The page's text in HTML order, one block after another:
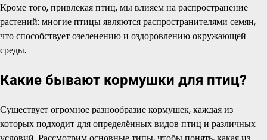
Кроме того, привлекая птиц, мы влияем на распространение
растений: многие птицы являются распространителями семян,
что способствует озеленению и оздоровлению окружающей
среды.
Какие бывают кормушки для птиц?
Существует огромное разнообразие кормушек, каждая из
которых подходит для определённых видов птиц и различных